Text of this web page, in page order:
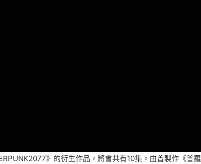
》的衍生作品，將會共有10集。由曾製作《